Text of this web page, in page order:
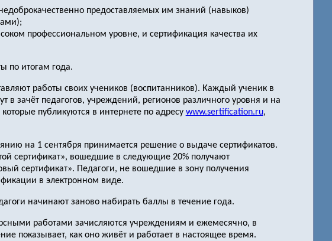
предоставляемых им знаний (навыков)
профессиональном уровне, и сертификация качества их
по итогам года.
работы своих учеников (воспитанников). Каждый ученик в
в зачёт педагогов, учреждений, регионов различного уровня и на
публикуются в интернете по адресу www.sertification.ru,
на 1 сентября принимается решение о выдаче сертификатов.
сертификат», вошедшие в следующие 20% получают
сертификат». Педагоги, не вошедшие в зону получения
в электронном виде.
начинают заново набирать баллы в течение года.
работами зачисляются учреждениям и ежемесячно, в
показывает, как оно живёт и работает в настоящее время.